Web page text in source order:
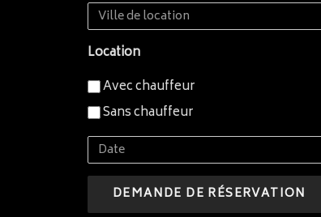
Ville
de
location
Location
Avec chauffeur
Sans chauffeur
Date